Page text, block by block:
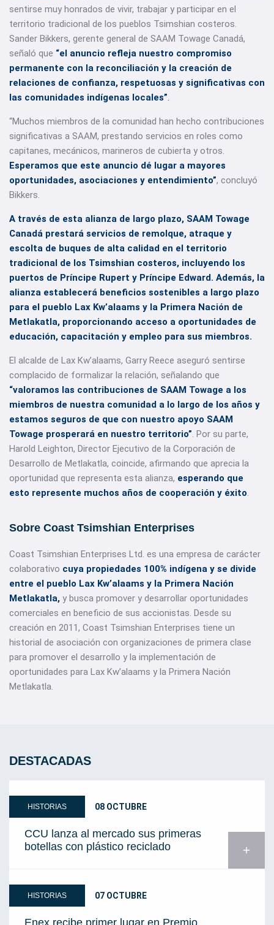
sentirse muy honrados de vivir, trabajar y participar en el
territorio tradicional de los pueblos Tsimshian costeros.
Sander Bikkers, gerente general de SAAM Towage Canadá,
señaló que “el anuncio refleja nuestro compromiso
permanente con la reconciliación y la creación de
relaciones de confianza, respetuosas y significativas con
las comunidades indígenas locales”.
“Muchos miembros de la comunidad han hecho contribuciones
significativas a SAAM, prestando servicios en roles como
capitanes, mecánicos, marineros de cubierta y otros.
Esperamos que este anuncio dé lugar a mayores
oportunidades, asociaciones y entendimiento”, concluyó
Bikkers.
A través de esta alianza de largo plazo, SAAM Towage
Canadá prestará servicios de remolque, atraque y
escolta de buques de alta calidad en el territorio
tradicional de los Tsimshian costeros, incluyendo los
puertos de Príncipe Rupert y Príncipe Edward. Además, la
alianza establecerá beneficios sostenibles a largo plazo
para el pueblo Lax Kw’alaams y la Primera Nación de
Metlakatla, proporcionando acceso a oportunidades de
educación, capacitación y empleo para sus miembros.
El alcalde de Lax Kw’alaams, Garry Reece aseguró sentirse
complacido de formalizar la relación, señalando que
“valoramos las contribuciones de SAAM Towage a los
miembros de nuestra comunidad a lo largo de los años y
estamos seguros de que con nuestro apoyo SAAM
Towage prosperará en nuestro territorio”. Por su parte,
Harold Leighton, Director Ejecutivo de la Corporación de
Desarrollo de Metlakatla, coincide, afirmando que aprecia la
oportunidad que representa esta alianza, esperando que
esto represente muchos años de cooperación y éxito.
Sobre Coast Tsimshian Enterprises
Coast Tsimshian Enterprises Ltd. es una empresa de carácter
colaborativo cuya propiedades 100% indígena y se divide
entre el pueblo Lax Kw’alaams y la Primera Nación
Metlakatla, y busca promover y desarrollar oportunidades
comerciales en beneficio de sus accionistas. Desde su
creación en 2011, Coast Tsimshian Enterprises tiene un
historial de asociación con organizaciones de primera clase
para promover el desarrollo y la implementación de
oportunidades para Lax Kw’alaams y la Primera Nación
Metlakatla.
DESTACADAS
HISTORIAS 08 OCTUBRE
CCU lanza al mercado sus primeras
botellas con plástico reciclado
add
HISTORIAS 07 OCTUBRE
Enex recibe primer lugar en Premio